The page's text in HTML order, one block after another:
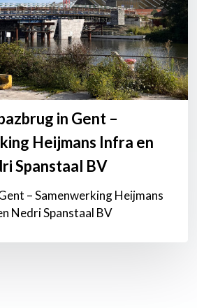
Infra
en
Nedri
Spanstaal
BV
in Gent –
Heijmans Infra en
Spanstaal BV
– Samenwerking Heijmans
Nedri Spanstaal BV